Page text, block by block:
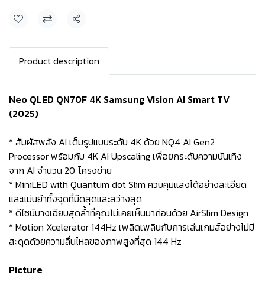
แชร์
Product description
Neo QLED QN70F 4K Samsung Vision AI Smart TV
(2025)
* สัมผัสพลัง AI เต็มรูปแบบระดับ 4K ด้วย NQ4 AI Gen2
Processor พร้อมกับ 4K AI Upscaling เพื่อยกระดับความบันเทิง
จาก AI จำนวน 20 โครงข่าย
* MiniLED with Quantum dot Slim ควบคุมแสงได้อย่างละเอียด
และแม่นยำทั้งจุดที่มืดสุดและสว่างสุด
* ดีไซน์บางเฉียบสุดล้ำที่คุณไม่เคยเห็นมาก่อนด้วย AirSlim Design
* Motion Xcelerator 144Hz เพลิดเพลินกับการเล่นเกมส์อย่างไม่มี
สะดุดด้วยความลื่นไหลของภาพสูงที่สุด 144 Hz
Picture